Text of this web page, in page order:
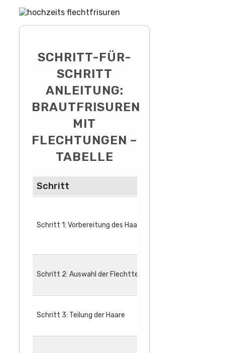
SCHRITT-FÜR-
SCHRITT
ANLEITUNG:
BRAUTFRISUREN
MIT
FLECHTUNGEN –
TABELLE
Schritt
Schritt 1: Vorbereitung des Haares
Schritt 2: Auswahl der Flechttechnik
Schritt 3: Teilung der Haare